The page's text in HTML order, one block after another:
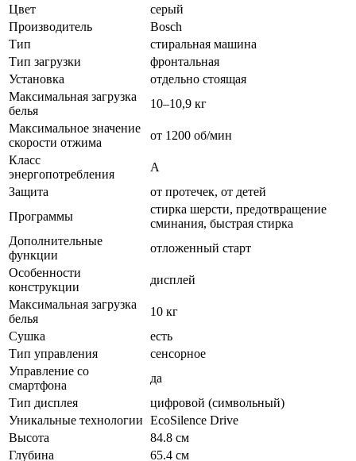
Цвет
серый
Производитель
Bosch
Тип
стиральная машина
Тип загрузки
фронтальная
Установка
отдельно стоящая
Максимальная загрузка
белья
10–10,9 кг
Максимальное значение
скорости отжима
от 1200 об/мин
Класс
энергопотребления
A
Защита
от протечек, от детей
Программы
стирка шерсти, предотвращение
сминания, быстрая стирка
Дополнительные
функции
отложенный старт
Особенности
конструкции
дисплей
Максимальная загрузка
белья
10 кг
Сушка
есть
Тип управления
сенсорное
Управление со
смартфона
да
Тип дисплея
цифровой (символьный)
Уникальные технологии EcoSilence Drive
Высота
84.8 см
Глубина
65.4 см